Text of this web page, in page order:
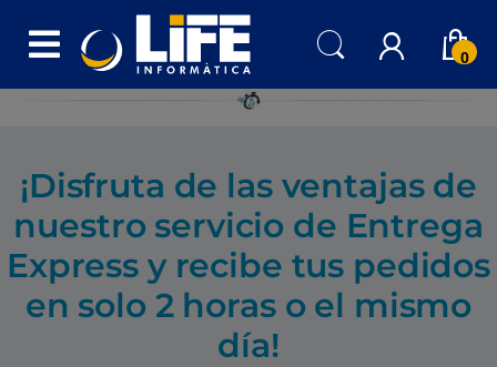
0
¡Disfruta de las ventajas de
nuestro servicio de Entrega
Express y recibe tus pedidos
en solo 2 horas o el mismo
día!